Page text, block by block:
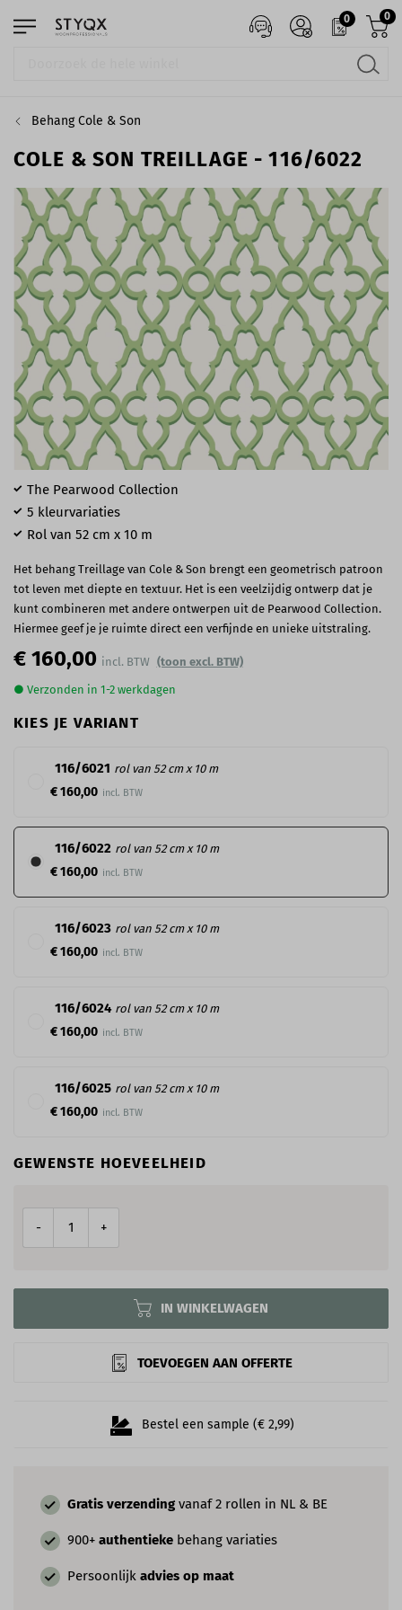
0 0
Behang Cole & Son
COLE & SON TREILLAGE - 116/6022
Gratis verzending vanaf 2 rollen in NL & BE
900+ authentieke behang variaties
Persoonlijk advies op maat
€ 160,00 (toon excl. BTW)
● Verzonden in 1-2 werkdagen
KIES JE VARIANT
116/6021 rol van 52 cm x 10 m
€ 160,00
116/6022 rol van 52 cm x 10 m
€ 160,00
116/6023 rol van 52 cm x 10 m
€ 160,00
116/6024 rol van 52 cm x 10 m
€ 160,00
116/6025 rol van 52 cm x 10 m
€ 160,00
Bestel een sample (€ 2,99)
GEWENSTE HOEVEELHEID
- +
IN WINKELWAGEN
TOEVOEGEN AAN OFFERTE
The Pearwood Collection
5 kleurvariaties
Rol van 52 cm x 10 m
Het behang Treillage van Cole & Son brengt een geometrisch patroon
tot leven met diepte en textuur. Het is een veelzijdig ontwerp dat je
kunt combineren met andere ontwerpen uit de Pearwood Collection.
Hiermee geef je je ruimte direct een verfijnde en unieke uitstraling.